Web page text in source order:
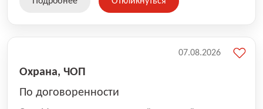
Охрана, ЧОП
По договоренности
07.08.2026